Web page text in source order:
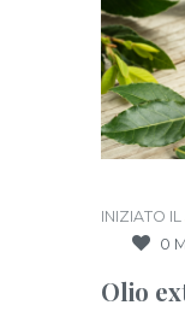
INIZIATO IL
0
Olio